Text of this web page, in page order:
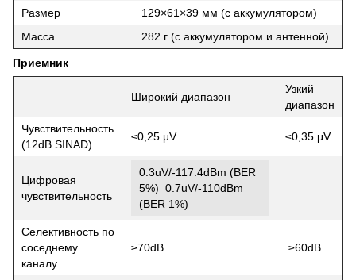
Размер
129×61×39 мм (с аккумулятором)
Масса
282 г (с аккумулятором и антенной)
Приемник
Широкий диапазон
Узкий
диапазон
Чувствительность
(12dB SINAD)
≤0,25 μV ≤0,35 μV
Цифровая
чувствительность
0.3uV/-117.4dBm (BER
5%) 0.7uV/-110dBm
(BER 1%)
Селективность по
соседнему
каналу
≥70dB ≥60dB